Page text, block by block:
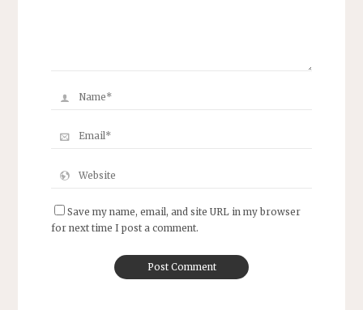
Save my name, email, and site URL in my browser
for next time I post a comment.